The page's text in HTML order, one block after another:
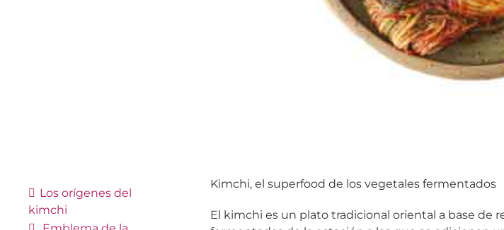
Los orígenes del
kimchi
Kimchi, el superfood de los vegetales fermentados
El kimchi es un plato tradicional oriental a base de